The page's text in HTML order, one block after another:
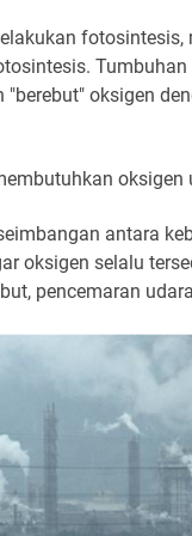
fotosintesis,
oksigen
oksigen
antara
oksigen selalu
pencemaran